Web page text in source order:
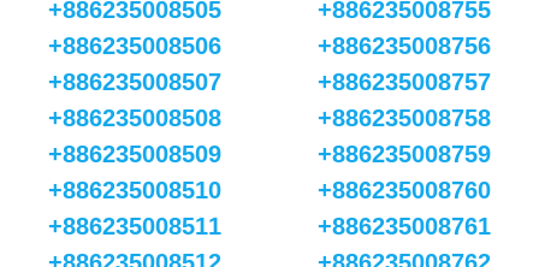
+886235008505
+886235008506
+886235008507
+886235008508
+886235008509
+886235008510
+886235008511
+886235008755
+886235008756
+886235008757
+886235008758
+886235008759
+886235008760
+886235008761